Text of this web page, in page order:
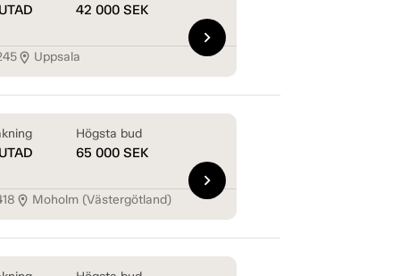
42 000 SEK
location_on Uppsala
chevron_right
Högsta bud
65 000 SEK
location_on Moholm (Västergötland)
chevron_right